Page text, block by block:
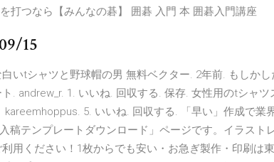
打つなら【みんなの碁】 囲碁 入門 本 囲碁入門講座
15
白いtシャツと野球帽の男 無料ベクター. 2年前. もしか
ト. andrew_r. 1. いいね. 回収する. 保存. 女性用のtシャ
kareemhoppus. 5. いいね. 回収する. 「早い」作成で業
稿テンプレートダウンロード」ページです。イラスト
用ください！1枚からでも安い・お急ぎ製作・印刷は